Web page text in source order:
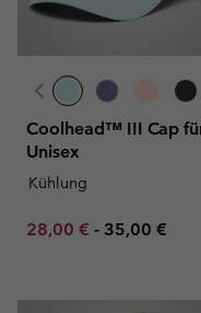
Coolhead™ III Cap
Unisex
Kühlung
Minimum sale price:
28,00 € - Maximum
35,00 €